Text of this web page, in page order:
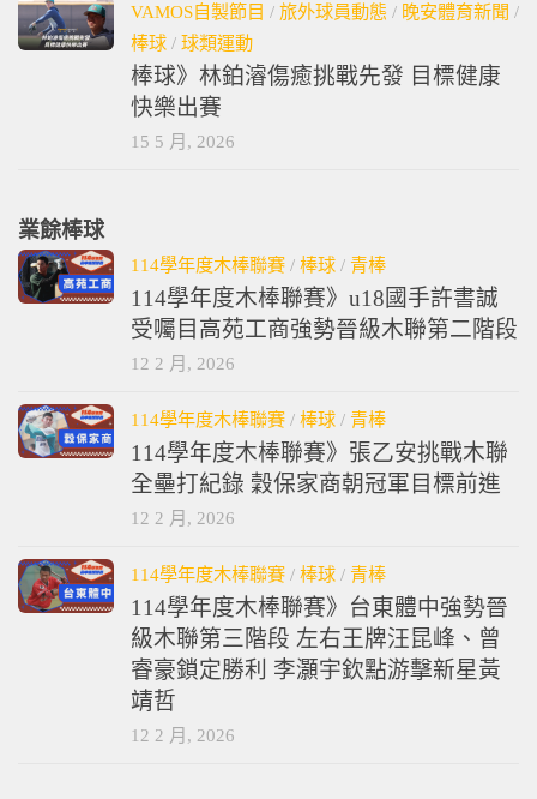
VAMOS自製節目 / 旅外球員動態 / 晚安體育新聞 /
棒球 / 球類運動
棒球》林鉑濬傷癒挑戰先發 目標健康
快樂出賽
15 5 月, 2026
業餘棒球
114學年度木棒聯賽 / 棒球 / 青棒
114學年度木棒聯賽》u18國手許書誠
受囑目高苑工商強勢晉級木聯第二階段
12 2 月, 2026
114學年度木棒聯賽 / 棒球 / 青棒
114學年度木棒聯賽》張乙安挑戰木聯
全壘打紀錄 穀保家商朝冠軍目標前進
12 2 月, 2026
114學年度木棒聯賽 / 棒球 / 青棒
114學年度木棒聯賽》台東體中強勢晉
級木聯第三階段 左右王牌汪昆峰、曾
睿豪鎖定勝利 李灝宇欽點游擊新星黃
靖哲
12 2 月, 2026